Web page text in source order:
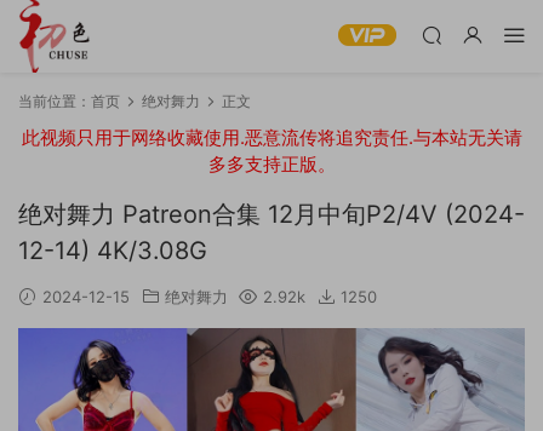
当前位置： 首页 绝对舞力 正文
此视频只用于网络收藏使用.恶意流传将追究责任.与本站无关请
多多支持正版。
绝对舞力 Patreon合集 12月中旬P2/4V (2024-
12-14) 4K/3.08G
2024-12-15 绝对舞力 2.92k 1250